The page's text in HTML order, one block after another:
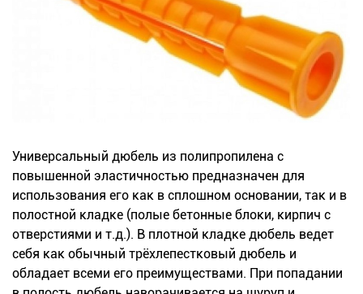
Контакты
+7
(831)
Универсальный дюбель из полипропилена с
повышенной эластичностью предназначен для
использования его как в сплошном основании, так и в
полостной кладке (полые бетонные блоки, кирпич с
отверстиями и т.д.). В плотной кладке дюбель ведет
себя как обычный трёхлепестковый дюбель и
обладает всеми его преимуществами. При попадании